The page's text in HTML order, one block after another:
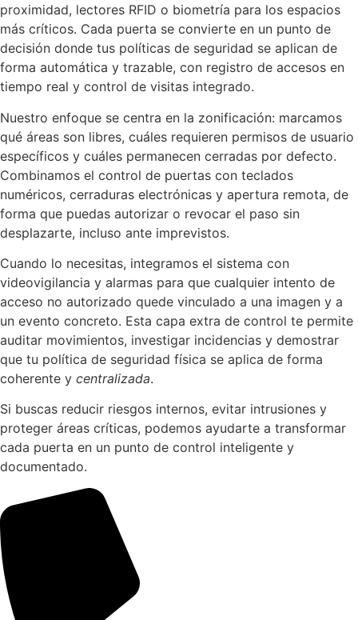
proximidad, lectores RFID o biometría para los espacios
más críticos. Cada puerta se convierte en un punto de
decisión donde tus políticas de seguridad se aplican de
forma automática y trazable, con registro de accesos en
tiempo real y control de visitas integrado.
Nuestro enfoque se centra en la zonificación: marcamos
qué áreas son libres, cuáles requieren permisos de usuario
específicos y cuáles permanecen cerradas por defecto.
Combinamos el control de puertas con teclados
numéricos, cerraduras electrónicas y apertura remota, de
forma que puedas autorizar o revocar el paso sin
desplazarte, incluso ante imprevistos.
Cuando lo necesitas, integramos el sistema con
videovigilancia y alarmas para que cualquier intento de
acceso no autorizado quede vinculado a una imagen y a
un evento concreto. Esta capa extra de control te permite
auditar movimientos, investigar incidencias y demostrar
que tu política de seguridad física se aplica de forma
coherente y centralizada.
Si buscas reducir riesgos internos, evitar intrusiones y
proteger áreas críticas, podemos ayudarte a transformar
cada puerta en un punto de control inteligente y
documentado.